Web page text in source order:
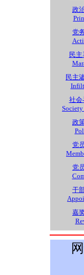
政
党
民
民主
社会
政
党
党
干
嘉